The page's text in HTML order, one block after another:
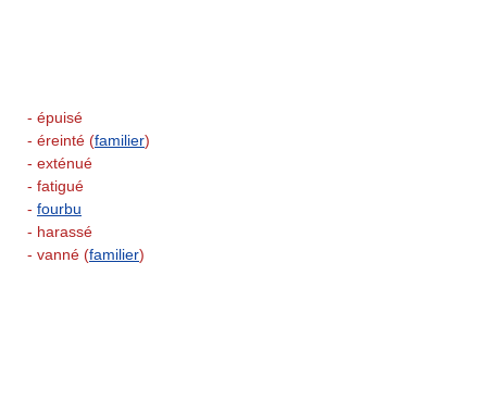
- épuisé
- éreinté (familier)
- exténué
- fatigué
- fourbu
- harassé
- vanné (familier)